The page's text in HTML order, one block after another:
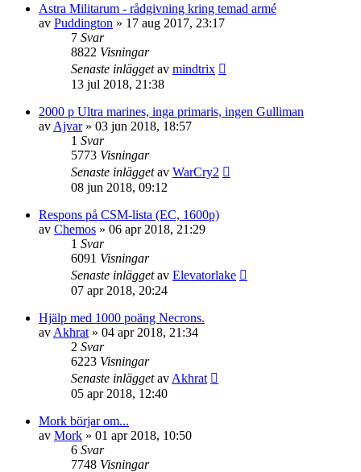
Astra Militarum - rådgivning kring temad armé
av Puddington » 17 aug 2017, 23:17
7 Svar
8822 Visningar
Senaste inläggetav mindtrix
13 jul 2018, 21:38
2000 p Ultra marines, inga primaris, ingen Gulliman
av Ajvar» 03 jun 2018, 18:57
1 Svar
5773 Visningar
Senaste inläggetav WarCry2
08 jun 2018, 09:12
Respons på CSM-lista (EC, 1600p)
av Chemos » 06 apr 2018, 21:29
1 Svar
6091 Visningar
Senaste inläggetav Elevatorlake
07 apr 2018, 20:24
Hjälp med 1000 poäng Necrons.
av Akhrat » 04 apr 2018, 21:34
2 Svar
6223 Visningar
Senaste inläggetav Akhrat
05 apr 2018, 12:40
Mork börjar om...
av Mork » 01 apr 2018, 10:50
6 Svar
7748 Visningar